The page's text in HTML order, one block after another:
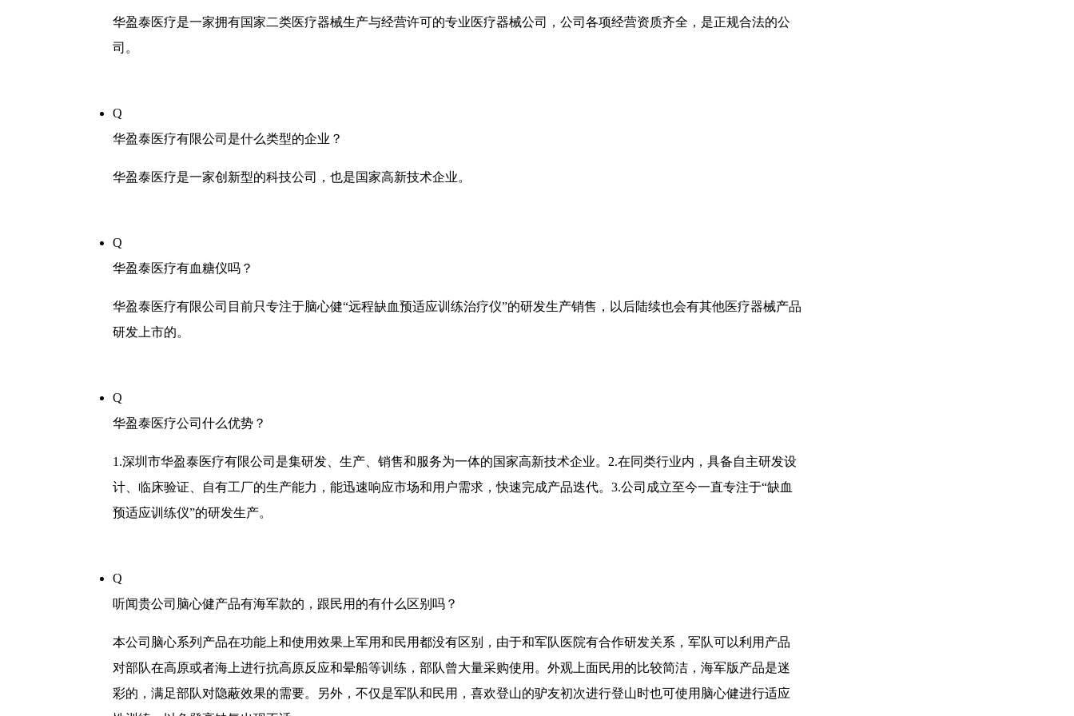
华盈泰医疗是一家拥有国家二类医疗器械生产与经营许可的专业医疗器械公司，公司各项经营资质齐全，是正规合法的公
司。
Q
华盈泰医疗有限公司是什么类型的企业？
华盈泰医疗是一家创新型的科技公司，也是国家高新技术企业。
Q
华盈泰医疗有血糖仪吗？
华盈泰医疗有限公司目前只专注于脑心健“远程缺血预适应训练治疗仪”的研发生产销售，以后陆续也会有其他医疗器械产品
研发上市的。
Q
华盈泰医疗公司什么优势？
1.深圳市华盈泰医疗有限公司是集研发、生产、销售和服务为一体的国家高新技术企业。2.在同类行业内，具备自主研发设
计、临床验证、自有工厂的生产能力，能迅速响应市场和用户需求，快速完成产品迭代。3.公司成立至今一直专注于“缺血
预适应训练仪”的研发生产。
Q
听闻贵公司脑心健产品有海军款的，跟民用的有什么区别吗？
本公司脑心系列产品在功能上和使用效果上军用和民用都没有区别，由于和军队医院有合作研发关系，军队可以利用产品
对部队在高原或者海上进行抗高原反应和晕船等训练，部队曾大量采购使用。外观上面民用的比较简洁，海军版产品是迷
彩的，满足部队对隐蔽效果的需要。另外，不仅是军队和民用，喜欢登山的驴友初次进行登山时也可使用脑心健进行适应